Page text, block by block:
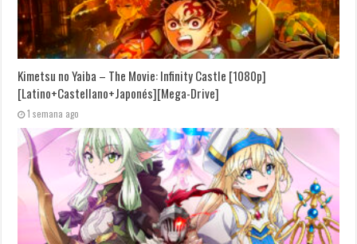
Kimetsu no Yaiba – The Movie: Infinity Castle [1080p]
[Latino+Castellano+Japonés][Mega-Drive]
1 semana ago